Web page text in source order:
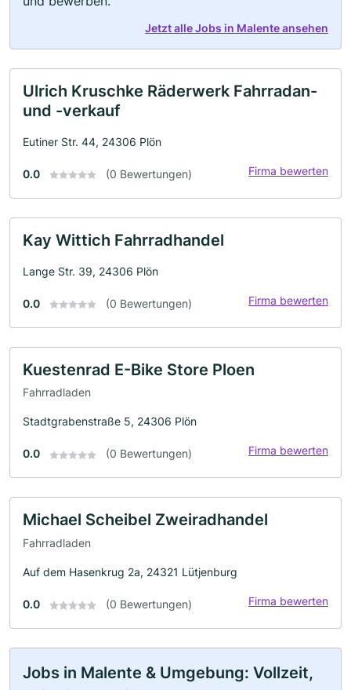
Jetzt alle Jobs in Malente ansehen
Ulrich Kruschke Räderwerk Fahrradan-
und -verkauf
Eutiner Str. 44, 24306 Plön
0.0 (0 Bewertungen) Firma bewerten
Kay Wittich Fahrradhandel
Lange Str. 39, 24306 Plön
0.0 (0 Bewertungen) Firma bewerten
Kuestenrad E-Bike Store Ploen
Fahrradladen
Stadtgrabenstraße 5, 24306 Plön
0.0 (0 Bewertungen) Firma bewerten
Michael Scheibel Zweiradhandel
Fahrradladen
Auf dem Hasenkrug 2a, 24321 Lütjenburg
0.0 (0 Bewertungen) Firma bewerten
Jobs in Malente & Umgebung: Vollzeit,